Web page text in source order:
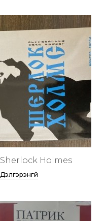
Sherlock Holmes
Дэлгэрэнгүй